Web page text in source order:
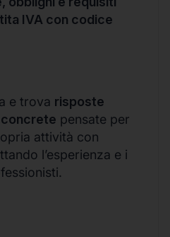
IVA con codice
e trova risposte
pensate per
attività con
l’esperienza e i